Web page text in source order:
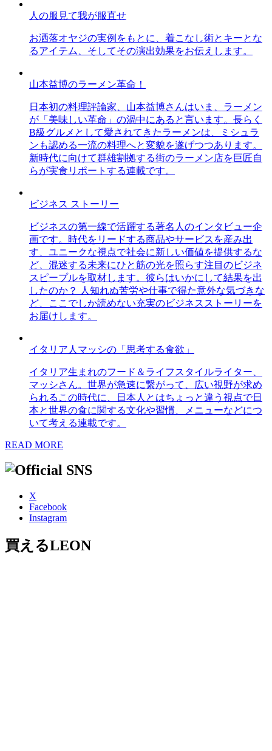
人の服見て我が服直せ
お洒落オヤジの実例をもとに、着こなし術とキーとな
るアイテム、そしてその演出効果をお伝えします。
山本益博のラーメン革命！
日本初の料理評論家、山本益博さんはいま、ラーメン
が「美味しい革命」の渦中にあると言います。長らく
B級グルメとして愛されてきたラーメンは、ミシュラ
ンも認める一流の料理へと変貌を遂げつつあります。
新時代に向けて群雄割拠する街のラーメン店を巨匠自
らが実食リポートする連載です。
ビジネス ストーリー
ビジネスの第一線で活躍する著名人のインタビュー企
画です。時代をリードする商品やサービスを産み出
す、ユニークな視点で社会に新しい価値を提供するな
ど、混迷する未来にひと筋の光を照らす注目のビジネ
スピープルを取材します。彼らはいかにして結果を出
したのか？ 人知れぬ苦労や仕事で得た意外な気づきな
ど、ここでしか読めない充実のビジネスストーリーを
お届けします。
イタリア人マッシの「思考する食欲」
イタリア生まれのフード＆ライフスタイルライター、
マッシさん。世界が急速に繋がって、広い視野が求め
られるこの時代に、日本人とはちょっと違う視点で日
本と世界の食に関する文化や習慣、メニューなどにつ
いて考える連載です。
READ MORE
X
Facebook
Instagram
買えるLEON